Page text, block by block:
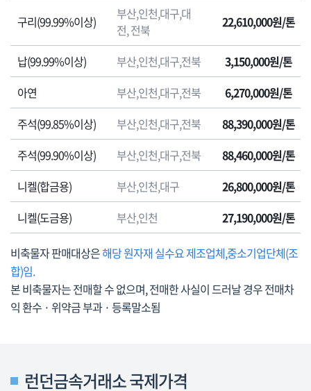
재
매
가
격
표
로
품
명,
매
지
방
청,
판
매
가
격
(부
함),
구리(99.99%이상)
부산,인천,대구,대
전, 전북
22,610,000원/톤
납(99.99%이상) 부산,인천,대구,전북
3,150,000원/톤
아연
부산,인천,대구,전북
6,270,000원/톤
주석(99.85%이상)
부산,인천,대구,전북
88,390,000원/톤
주석(99.90%이상)
부산,인천,대구,전북
88,460,000원/톤
니켈(합금용)
부산,인천,대구
26,800,000원/톤
니켈(도금용)
부산,인천 27,190,000원/톤
비축물자 판매대상은해당 원자재 실수요 제조업체,중소기업단체(조
합)임.
본 비축물자는 전매할 수 없으며, 전매한 사실이 드러날 경우 전매차
익 환수 · 위약금 부과 · 등록말소됨
런던금속거래소 국제가격